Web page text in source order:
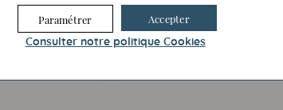
Développement de la
Clientèle Privée et
Partenariats
Accepter
Paramétrer
Consulter notre politique Cookies